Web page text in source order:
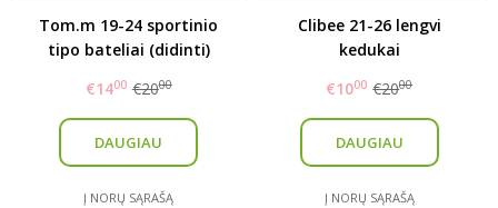
Tom.m 19-24 sportinio
tipo bateliai (didinti)
€1400 €2000
DAUGIAU
Į NORŲ SĄRAŠĄ
Clibee 21-26 lengvi
kedukai
€1000 €2000
DAUGIAU
Į NORŲ SĄRAŠĄ